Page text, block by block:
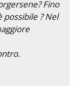
Fino
? Nel